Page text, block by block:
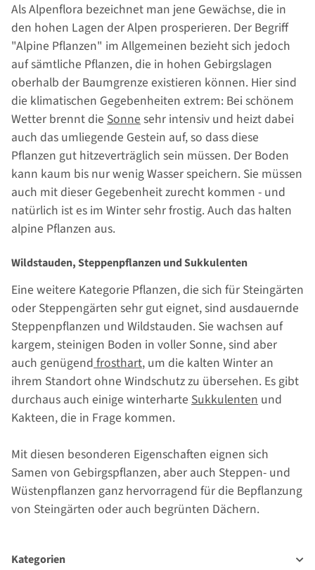
Als Alpenflora bezeichnet man jene Gewächse, die in
den hohen Lagen der Alpen prosperieren. Der Begriff
"Alpine Pflanzen" im Allgemeinen bezieht sich jedoch
auf sämtliche Pflanzen, die in hohen Gebirgslagen
oberhalb der Baumgrenze existieren können. Hier sind
die klimatischen Gegebenheiten extrem: Bei schönem
Wetter brennt die Sonnesehr intensiv und heizt dabei
auch das umliegende Gestein auf, so dass diese
Pflanzen gut hitzeverträglich sein müssen. Der Boden
kann kaum bis nur wenig Wasser speichern. Sie müssen
auch mit dieser Gegebenheit zurecht kommen - und
natürlich ist es im Winter sehr frostig. Auch das halten
alpine Pflanzen aus.
Wildstauden, Steppenpflanzen und Sukkulenten
Eine weitere Kategorie Pflanzen, die sich für Steingärten
oder Steppengärten sehr gut eignet, sind ausdauernde
Steppenpflanzen und Wildstauden. Sie wachsen auf
kargem, steinigen Boden in voller Sonne, sind aber
auch genügendfrosthart, um die kalten Winter an
ihrem Standort ohne Windschutz zu übersehen. Es gibt
durchaus auch einige winterharte Sukkulenten und
Kakteen, die in Frage kommen.
Mit diesen besonderen Eigenschaften eignen sich
Samen von Gebirgspflanzen, aber auch Steppen- und
Wüstenpflanzen ganz hervorragend für die Bepflanzung
von Steingärten oder auch begrünten Dächern.
Kategorien